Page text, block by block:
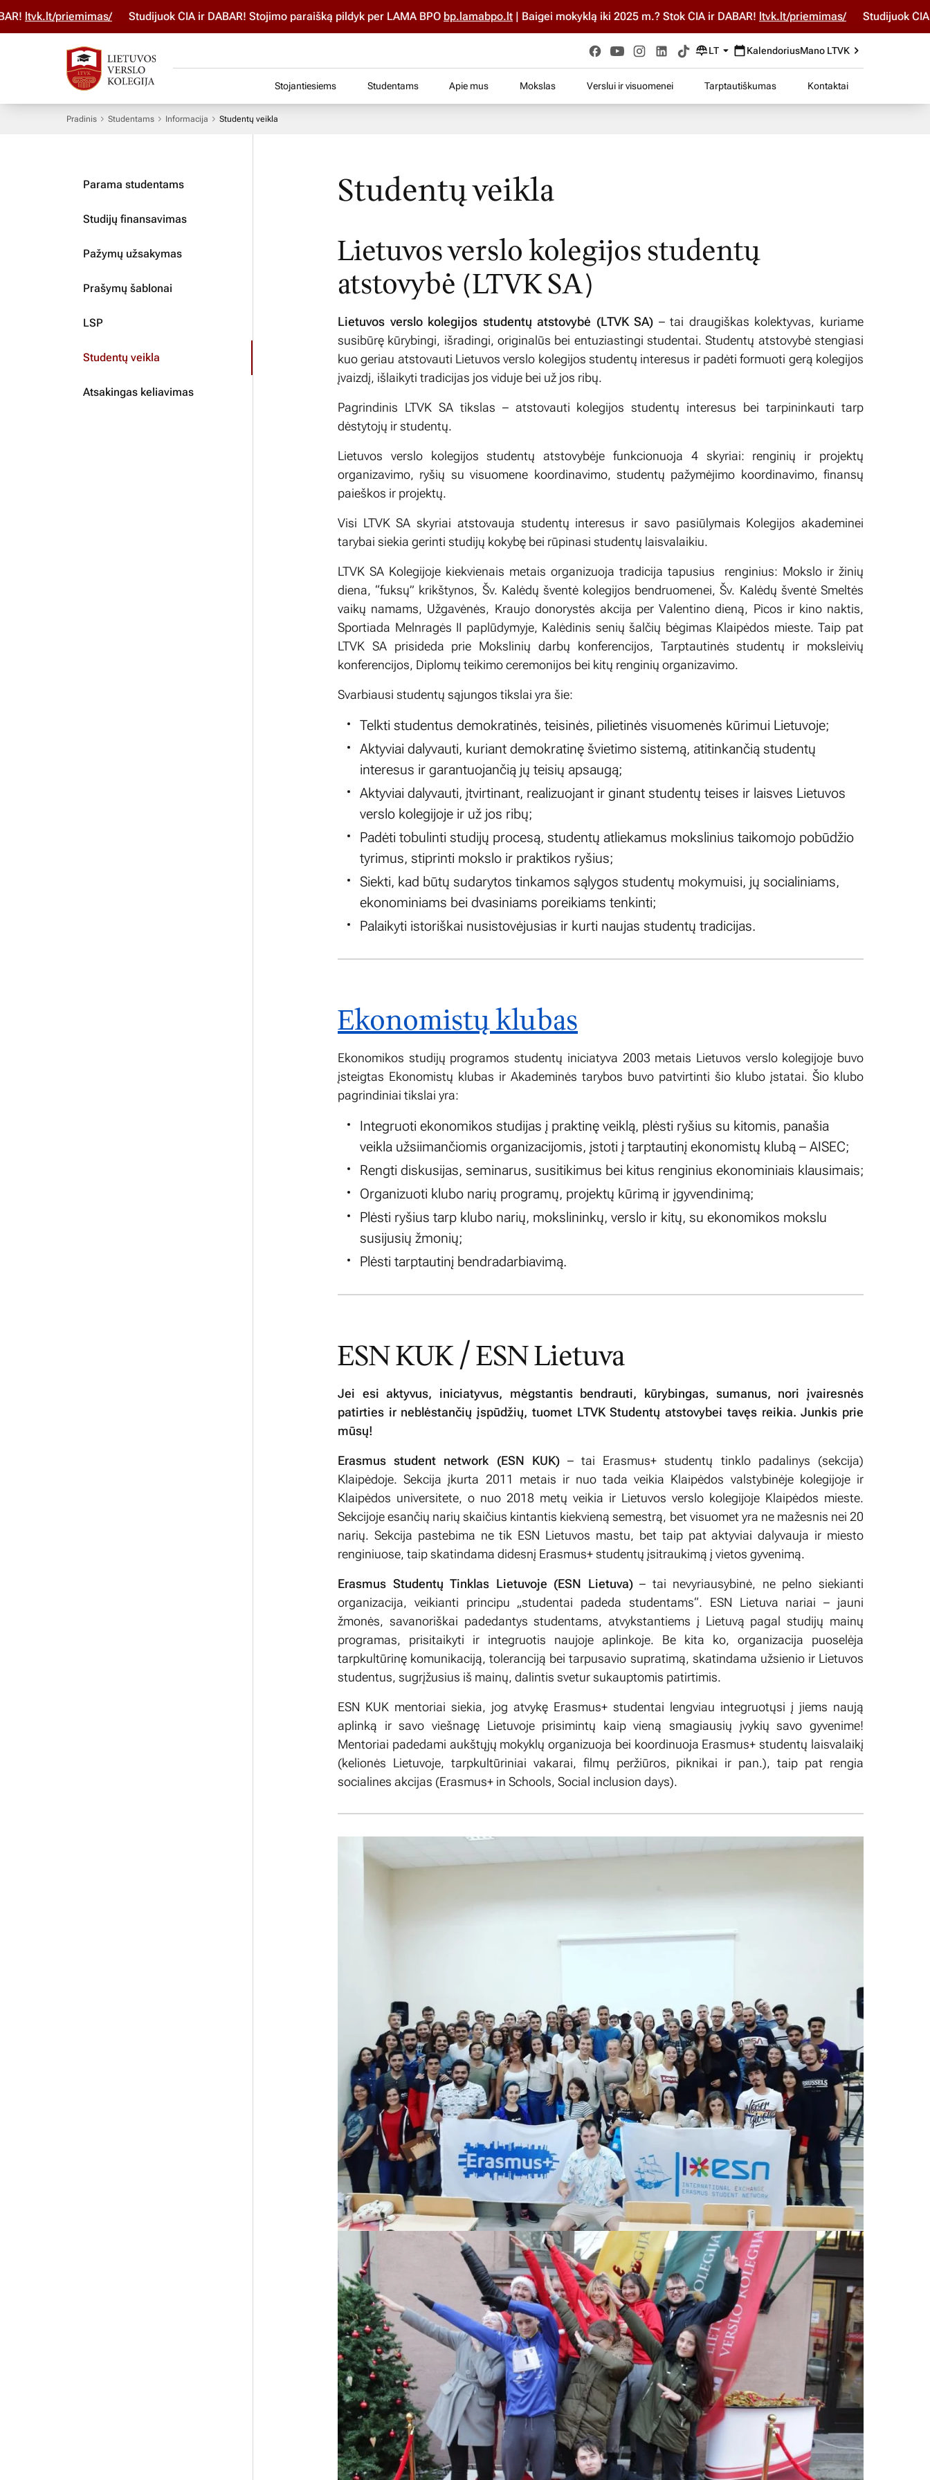
Studijuok ČIA ir DABAR! Stojimo paraišką pildyk per LAMA BPO bp.lamabpo.lt| Baigei mokyklą iki 2025 m.? Stok ČIA ir DABAR!ltvk.lt/priemimas/ Studijuok ČIA ir DABAR!
LT KalendoriusMano LTVK
Stojantiesiems Studentams Apie mus Mokslas Verslui ir visuomenei Tarptautiškumas Kontaktai
Pradinis Studentams Informacija Studentų veikla
Parama studentams
Studijų finansavimas
Pažymų užsakymas
Prašymų šablonai
LSP
Studentų veikla
Atsakingas keliavimas
Studentų veikla
Lietuvos verslo kolegijos studentų
atstovybė (LTVK SA)
Lietuvos verslo kolegijos studentų atstovybė (LTVK SA) – tai draugiškas kolektyvas, kuriame
susibūrę kūrybingi, išradingi, originalūs bei entuziastingi studentai. Studentų atstovybė stengiasi
kuo geriau atstovauti Lietuvos verslo kolegijos studentų interesus ir padėti formuoti gerą kolegijos
įvaizdį, išlaikyti tradicijas jos viduje bei už jos ribų.
Pagrindinis LTVK SA tikslas – atstovauti kolegijos studentų interesus bei tarpininkauti tarp
dėstytojų ir studentų.
Lietuvos verslo kolegijos studentų atstovybėje funkcionuoja 4 skyriai: renginių ir projektų
organizavimo, ryšių su visuomene koordinavimo, studentų pažymėjimo koordinavimo, finansų
paieškos ir projektų.
Visi LTVK SA skyriai atstovauja studentų interesus ir savo pasiūlymais Kolegijos akademinei
tarybai siekia gerinti studijų kokybę bei rūpinasi studentų laisvalaikiu.
LTVK SA Kolegijoje kiekvienais metais organizuoja tradicija tapusius renginius: Mokslo ir žinių
diena, “fuksų” krikštynos, Šv. Kalėdų šventė kolegijos bendruomenei, Šv. Kalėdų šventė Smeltės
vaikų namams, Užgavėnės, Kraujo donorystės akcija per Valentino dieną, Picos ir kino naktis,
Sportiada Melnragės II paplūdymyje, Kalėdinis senių šalčių bėgimas Klaipėdos mieste. Taip pat
LTVK SA prisideda prie Mokslinių darbų konferencijos, Tarptautinės studentų ir moksleivių
konferencijos, Diplomų teikimo ceremonijos bei kitų renginių organizavimo.
Svarbiausi studentų sąjungos tikslai yra šie:
Telkti studentus demokratinės, teisinės, pilietinės visuomenės kūrimui Lietuvoje;
Aktyviai dalyvauti, kuriant demokratinę švietimo sistemą, atitinkančią studentų
interesus ir garantuojančią jų teisių apsaugą;
Aktyviai dalyvauti, įtvirtinant, realizuojant ir ginant studentų teises ir laisves Lietuvos
verslo kolegijoje ir už jos ribų;
Padėti tobulinti studijų procesą, studentų atliekamus mokslinius taikomojo pobūdžio
tyrimus, stiprinti mokslo ir praktikos ryšius;
Siekti, kad būtų sudarytos tinkamos sąlygos studentų mokymuisi, jų socialiniams,
ekonominiams bei dvasiniams poreikiams tenkinti;
Palaikyti istoriškai nusistovėjusias ir kurti naujas studentų tradicijas.
Ekonomistų klubas
Ekonomikos studijų programos studentų iniciatyva 2003 metais Lietuvos verslo kolegijoje buvo
įsteigtas Ekonomistų klubas ir Akademinės tarybos buvo patvirtinti šio klubo įstatai. Šio klubo
pagrindiniai tikslai yra:
Integruoti ekonomikos studijas į praktinę veiklą, plėsti ryšius su kitomis, panašia
veikla užsiimančiomis organizacijomis, įstoti į tarptautinį ekonomistų klubą – AISEC;
Rengti diskusijas, seminarus, susitikimus bei kitus renginius ekonominiais klausimais;
Organizuoti klubo narių programų, projektų kūrimą ir įgyvendinimą;
Plėsti ryšius tarp klubo narių, mokslininkų, verslo ir kitų, su ekonomikos mokslu
susijusių žmonių;
Plėsti tarptautinį bendradarbiavimą.
ESN KUK / ESN Lietuva
Jei esi aktyvus, iniciatyvus, mėgstantis bendrauti, kūrybingas, sumanus, nori įvairesnės
patirties ir neblėstančių įspūdžių, tuomet LTVK Studentų atstovybei tavęs reikia. Junkis prie
mūsų!
Erasmus student network (ESN KUK)– tai Erasmus+ studentų tinklo padalinys (sekcija)
Klaipėdoje. Sekcija įkurta 2011 metais ir nuo tada veikia Klaipėdos valstybinėje kolegijoje ir
Klaipėdos universitete, o nuo 2018 metų veikia ir Lietuvos verslo kolegijoje Klaipėdos mieste.
Sekcijoje esančių narių skaičius kintantis kiekvieną semestrą, bet visuomet yra ne mažesnis nei 20
narių. Sekcija pastebima ne tik ESN Lietuvos mastu, bet taip pat aktyviai dalyvauja ir miesto
renginiuose, taip skatindama didesnį Erasmus+ studentų įsitraukimą į vietos gyvenimą.
Erasmus Studentų Tinklas Lietuvoje (ESN Lietuva)– tai nevyriausybinė, ne pelno siekianti
organizacija, veikianti principu „studentai padeda studentams“. ESN Lietuva nariai – jauni
žmonės, savanoriškai padedantys studentams, atvykstantiems į Lietuvą pagal studijų mainų
programas, prisitaikyti ir integruotis naujoje aplinkoje. Be kita ko, organizacija puoselėja
tarpkultūrinę komunikaciją, toleranciją bei tarpusavio supratimą, skatindama užsienio ir Lietuvos
studentus, sugrįžusius iš mainų, dalintis svetur sukauptomis patirtimis.
ESN KUK mentoriai siekia, jog atvykę Erasmus+ studentai lengviau integruotųsi į jiems naują
aplinką ir savo viešnagę Lietuvoje prisimintų kaip vieną smagiausių įvykių savo gyvenime!
Mentoriai padedami aukštųjų mokyklų organizuoja bei koordinuoja Erasmus+ studentų laisvalaikį
(kelionės Lietuvoje, tarpkultūriniai vakarai, filmų peržiūros, piknikai ir pan.), taip pat rengia
socialines akcijas (Erasmus+ in Schools, Social inclusion days).